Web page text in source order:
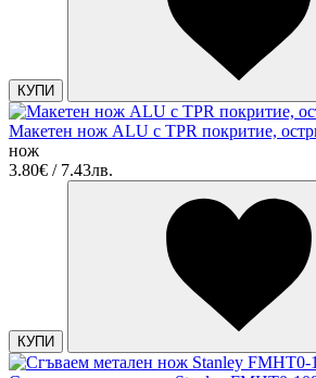
КУПИ
Макетен нож ALU с TPR покритие,
нож
3.80€ / 7.43лв.
КУПИ